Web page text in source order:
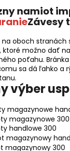
Závesy
oboch stranách
ktoré možno dať
poťahu.
sa dá ľahko a
výber